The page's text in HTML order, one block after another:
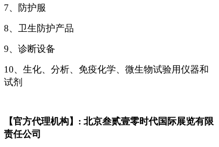
7、防护服
8、卫生防护产品
9、诊断设备
10、生化、分析、免疫化学、微生物试验用仪器和
试剂
【官方代理机构】: 北京叁贰壹零时代国际展览有限
责任公司